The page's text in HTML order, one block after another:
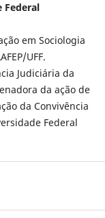
Federal
em Sociologia
UFF.
Judiciária da
da ação de
da Convivência
Federal